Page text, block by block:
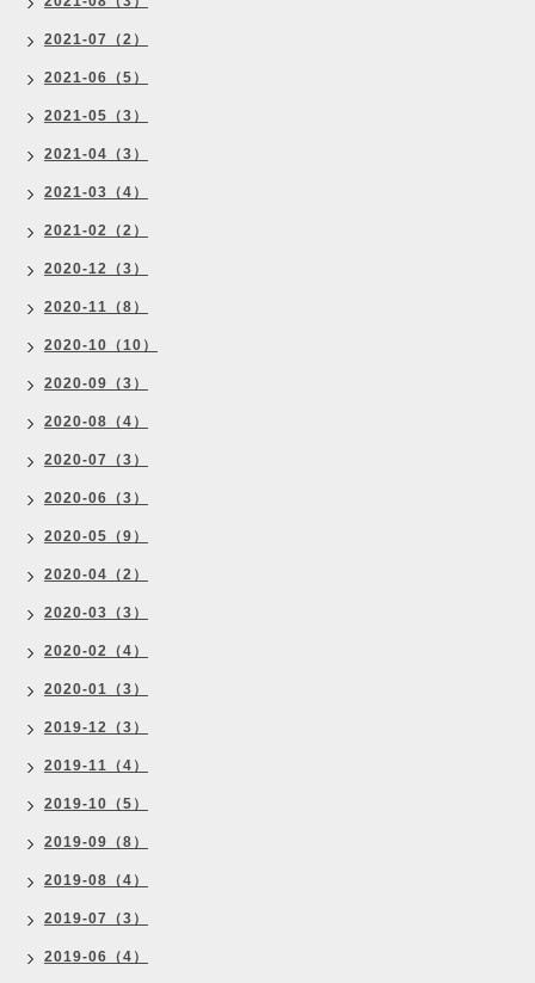
2021-07（2）
2021-06（5）
2021-05（3）
2021-04（3）
2021-03（4）
2021-02（2）
2020-12（3）
2020-11（8）
2020-10（10）
2020-09（3）
2020-08（4）
2020-07（3）
2020-06（3）
2020-05（9）
2020-04（2）
2020-03（3）
2020-02（4）
2020-01（3）
2019-12（3）
2019-11（4）
2019-10（5）
2019-09（8）
2019-08（4）
2019-07（3）
2019-06（4）